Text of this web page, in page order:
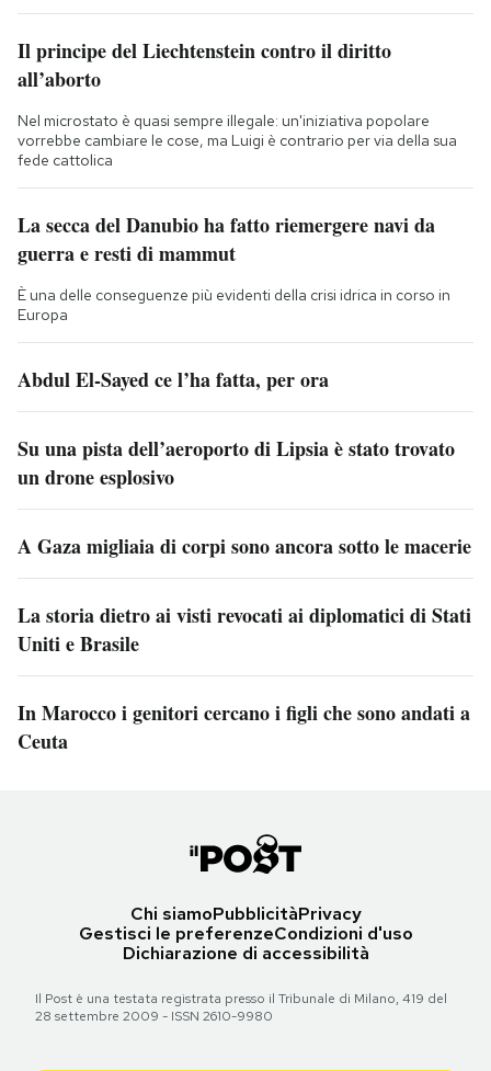
Il principe del Liechtenstein contro il diritto
all’aborto
Nel microstato è quasi sempre illegale: un'iniziativa popolare
vorrebbe cambiare le cose, ma Luigi è contrario per via della sua
fede cattolica
La secca del Danubio ha fatto riemergere navi da
guerra e resti di mammut
È una delle conseguenze più evidenti della crisi idrica in corso in
Europa
Abdul El-Sayed ce l’ha fatta, per ora
Su una pista dell’aeroporto di Lipsia è stato trovato
un drone esplosivo
A Gaza migliaia di corpi sono ancora sotto le macerie
La storia dietro ai visti revocati ai diplomatici di Stati
Uniti e Brasile
In Marocco i genitori cercano i figli che sono andati a
Ceuta
Chi siamoPubblicitàPrivacy
Gestisci le preferenzeCondizioni d'uso
Dichiarazione di accessibilità
Il Post è una testata registrata presso il Tribunale di Milano, 419 del
28 settembre 2009 - ISSN 2610-9980